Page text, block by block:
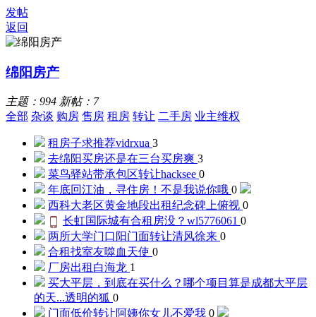
发帖
返回
绵阳房产
主题：994 新帖：7
全部 杂谈 购房 售房 租房 转让 二手房 业主维权
租房子求推荐vidrxua 3
去绵阳买房还是在三台买房爽 3
菜鸟驿站带承包区转让hacksee 0
年底回江油，寻住房！ 不是我说你哦 0
西科大老区黄金地段出租纪念碑上俯视 0
长虹国际城有合租房没？ wl5776061 0
两所大学门口阳门面转让清风徐来 0
合租找室友噬血天使 0
厂房出租 白海龙 1
买大平层，到底在买什么？哪个项目算是成都大平层
的天...透明的狐 0
门面低价转让阿姨你女儿不爱我 0